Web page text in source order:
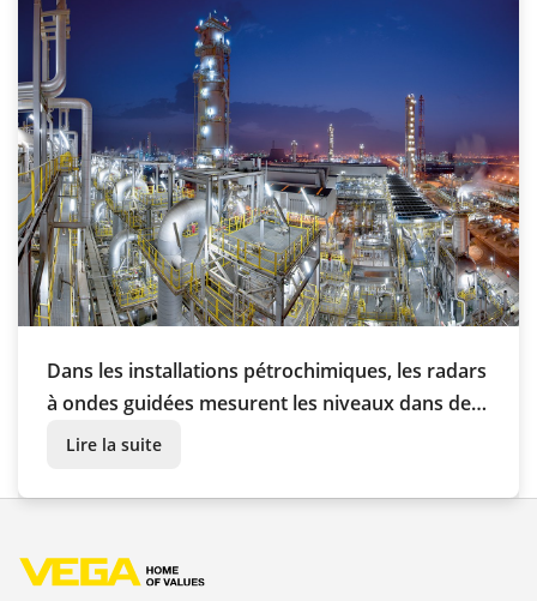
Dans les installations pétrochimiques, les radars
à ondes guidées mesurent les niveaux dans des
conditions climatiques extrêmes
Lire la suite